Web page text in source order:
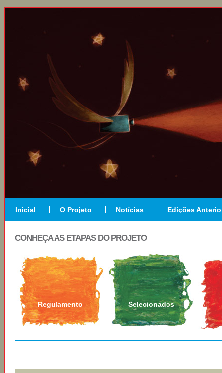
Inicial O Projeto Notícias Edições
CONHEÇA AS ETAPAS DO PROJETO
Regulamento Selecionados